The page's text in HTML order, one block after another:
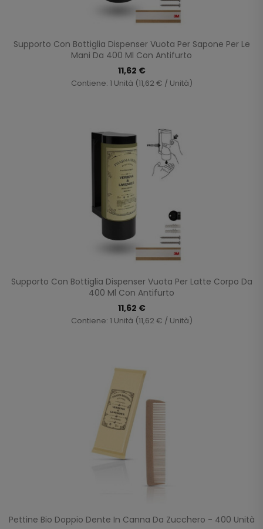
Supporto Con Bottiglia Dispenser Vuota Per Sapone Per Le
Mani Da 400 Ml Con Antifurto
11,62 €
Contiene: 1 Unità (11,62 € / Unità)
Supporto Con Bottiglia Dispenser Vuota Per Latte Corpo Da
400 Ml Con Antifurto
11,62 €
Contiene: 1 Unità (11,62 € / Unità)
Pettine Bio Doppio Dente In Canna Da Zucchero - 400 Unità